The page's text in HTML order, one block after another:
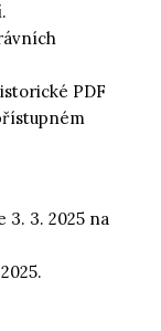
PDF
3. 3. 2025 na